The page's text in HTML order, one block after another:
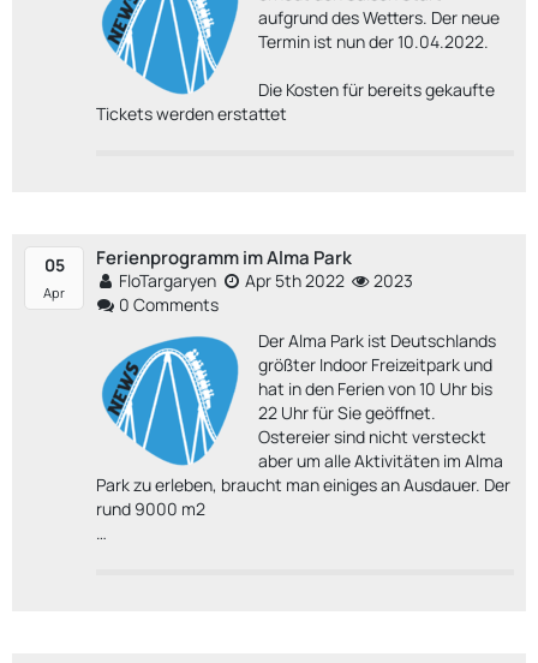
aufgrund des Wetters. Der neue
Termin ist nun der 10.04.2022.
Die Kosten für bereits gekaufte
Tickets werden erstattet
05
Apr
Ferienprogramm im Alma Park
FloTargaryen Apr 5th 2022
2023
0 Comments
Der Alma Park ist Deutschlands
größter Indoor Freizeitpark und
hat in den Ferien von 10 Uhr bis
22 Uhr für Sie geöffnet.
Ostereier sind nicht versteckt
aber um alle Aktivitäten im Alma
Park zu erleben, braucht man einiges an Ausdauer. Der
rund 9000 m2
…